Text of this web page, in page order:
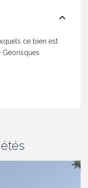
ce bien est